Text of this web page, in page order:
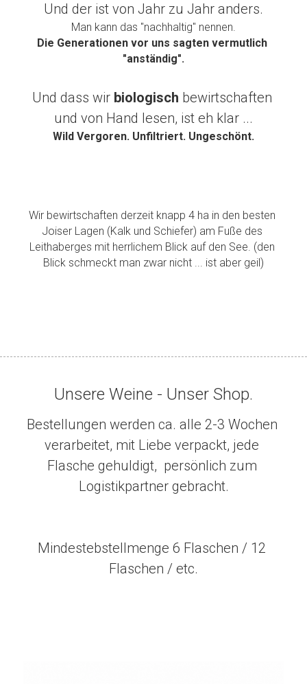
Und der ist von Jahr zu Jahr anders.
Man kann das "nachhaltig" nennen.
Die Generationen vor uns sagten vermutlich
"anständig".
Und dass wir biologisch bewirtschaften
und von Hand lesen, ist eh klar ...
Wild Vergoren. Unfiltriert. Ungeschönt.
Wir bewirtschaften derzeit knapp 4 ha in den besten
Joiser Lagen (Kalk und Schiefer) am Fuße des
Leithaberges mit herrlichem Blick auf den See. (den
Blick schmeckt man zwar nicht ... ist aber geil)
Unsere Weine - Unser Shop.
Bestellungen werden ca. alle 2-3 Wochen
verarbeitet, mit Liebe verpackt, jede
Flasche gehuldigt,  persönlich zum
Logistikpartner gebracht.
Mindestebstellmenge 6 Flaschen / 12
Flaschen / etc.